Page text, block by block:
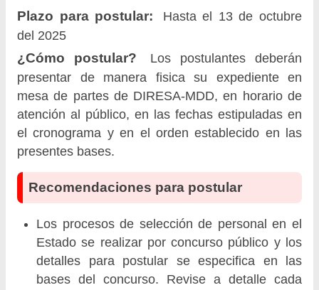
Plazo para postular:
Hasta el 13 de octubre
del 2025
¿Cómo postular?
Los postulantes deberán
presentar de manera fisica su expediente en
mesa de partes de DIRESA-MDD, en horario de
atención al público, en las fechas estipuladas en
el cronograma y en el orden establecido en las
presentes bases.
Recomendaciones para postular
Los procesos de selección de personal en el
Estado se realizar por concurso público y los
detalles para postular se especifica en las
bases del concurso. Revise a detalle cada